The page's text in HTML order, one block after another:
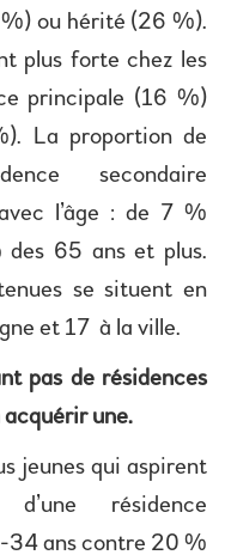
ou hérité (26 %).
plus forte chez les
principale (16 %)
La proportion de
secondaire
l’âge : de 7 %
65 ans et plus.
se situent en
et 17 à la ville.
pas de résidences
une.
jeunes qui aspirent
résidence
34 ans contre 20 %